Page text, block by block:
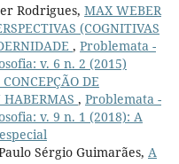
Rodrigues, MAX WEBER
(COGNITIVAS
, Problemata -
v. 6 n. 2 (2015)
DE
HABERMAS , Problemata -
v. 9 n. 1 (2018): A
Sérgio Guimarães, A